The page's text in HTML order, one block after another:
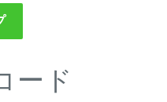
ード